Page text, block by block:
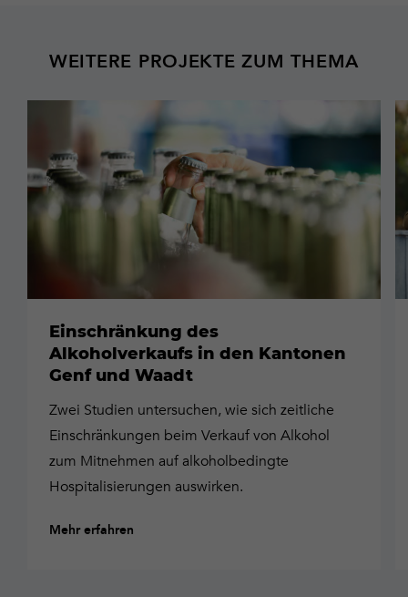
WEITERE PROJEKTE ZUM THEMA
Einschränkung des
Alkoholverkaufs in den Kantonen
Genf und Waadt
Zwei Studien untersuchen, wie sich zeitliche
Einschränkungen beim Verkauf von Alkohol
zum Mitnehmen auf alkoholbedingte
Hospitalisierungen auswirken.
Mehr erfahren